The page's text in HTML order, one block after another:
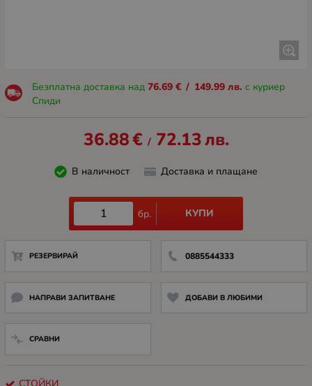
Безплатна доставка над 76.69 € / 149.99 лв. с куриер
Спиди
36.88€ / 72.13лв.
В наличност Доставка и плащане
бр. КУПИ
РЕЗЕРВИРАЙ 0885544333
НАПРАВИ ЗАПИТВАНЕ ДОБАВИ В ЛЮБИМИ
СРАВНИ